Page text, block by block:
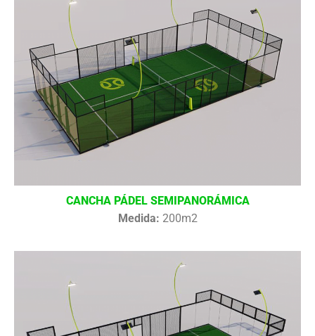
CANCHA PÁDEL SEMIPANORÁMICA
Medida: 200m2